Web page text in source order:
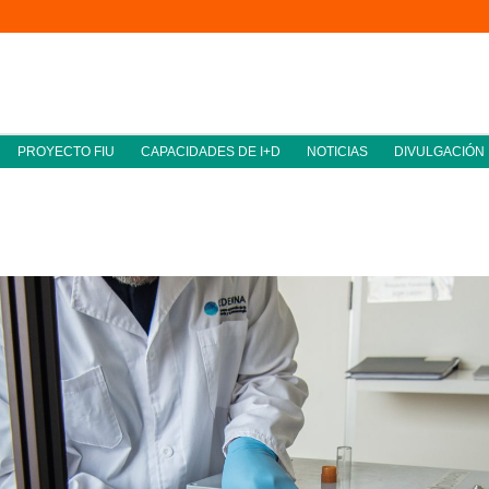
PROYECTO FIU CAPACIDADES DE I+D NOTICIAS DIVULGACIÓN